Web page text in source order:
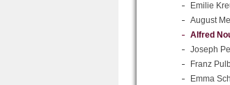
Emilie
August
Alfred
Joseph
Franz
Emma